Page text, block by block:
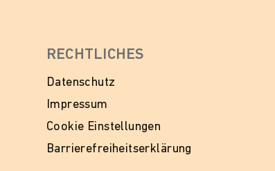
RECHTLICHES
Datenschutz
Impressum
Cookie Einstellungen
Barrierefreiheitserklärung